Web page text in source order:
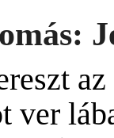
ver